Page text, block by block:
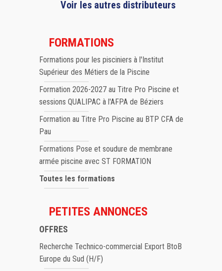
Voir les autres distributeurs
FORMATIONS
Formations pour les pisciniers à l'Institut
Supérieur des Métiers de la Piscine
Formation 2026-2027 au Titre Pro Piscine et
sessions QUALIPAC à l'AFPA de Béziers
Formation au Titre Pro Piscine au BTP CFA de
Pau
Formations Pose et soudure de membrane
armée piscine avec ST FORMATION
Toutes les formations
PETITES ANNONCES
OFFRES
Recherche Technico-commercial Export BtoB
Europe du Sud (H/F)